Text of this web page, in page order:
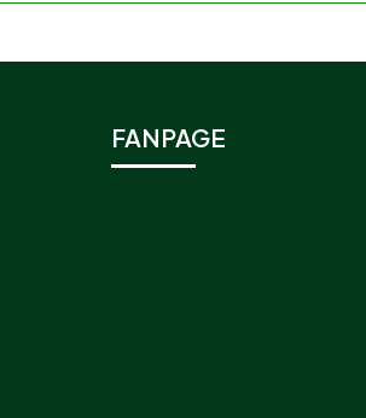
FANPAGE